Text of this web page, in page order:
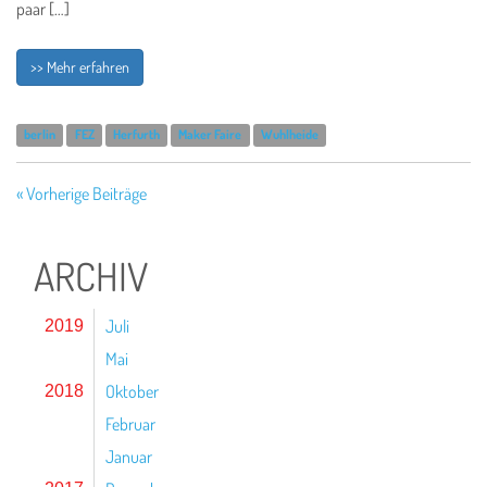
paar […]
>> Mehr erfahren
berlin FEZ Herfurth Maker Faire Wuhlheide
« Vorherige Beiträge
ARCHIV
2019
Juli
Mai
2018
Oktober
Februar
Januar